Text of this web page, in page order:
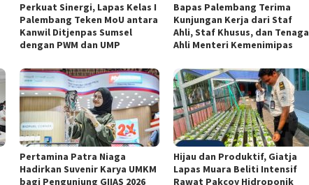
Perkuat Sinergi, Lapas Kelas I
Palembang Teken MoU antara
Kanwil Ditjenpas Sumsel
dengan PWM dan UMP
Bapas Palembang Terima
Kunjungan Kerja dari Staf
Ahli, Staf Khusus, dan Tenaga
Ahli Menteri Kemenimipas
Pertamina Patra Niaga
Hadirkan Suvenir Karya UMKM
bagi Pengunjung GIIAS 2026
Hijau dan Produktif, Giatja
Lapas Muara Beliti Intensif
Rawat Pakcoy Hidroponik